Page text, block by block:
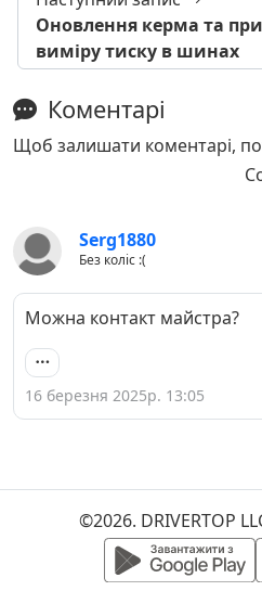
Оновлення керма та
виміру тиску в шинах
Коментарі
Щоб залишати коментарі,
Serg1880
Без коліс :(
Можна контакт майстра?
16 березня 2025р. 13:05
©2026. DRIVERTOP